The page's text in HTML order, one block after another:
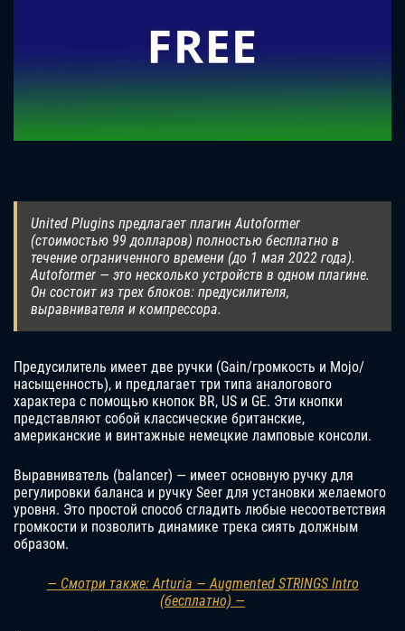
United Plugins предлагает плагин Autoformer
(стоимостью 99 долларов) полностью бесплатно в
течение ограниченного времени (до 1 мая 2022 года).
Autoformer — это несколько устройств в одном плагине.
Он состоит из трех блоков: предусилителя,
выравнивателя и компрессора.
Предусилитель имеет две ручки (Gain/громкость и Mojo/
насыщенность), и предлагает три типа аналогового
характера с помощью кнопок BR, US и GE. Эти кнопки
представляют собой классические британские,
американские и винтажные немецкие ламповые консоли.
Выравниватель (balancer) — имеет основную ручку для
регулировки баланса и ручку Seer для установки желаемого
уровня. Это простой способ сгладить любые несоответствия
громкости и позволить динамике трека сиять должным
образом.
— Смотри также: Arturia — Augmented STRINGS Intro
(бесплатно) —